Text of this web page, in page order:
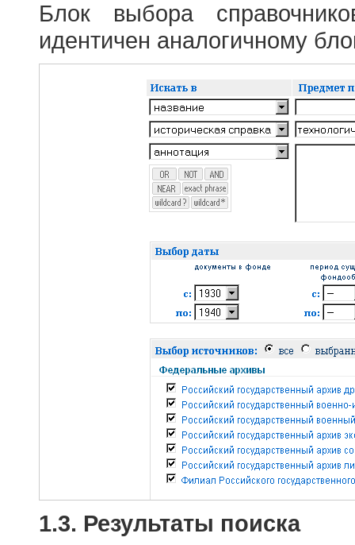
Блок выбора
идентичен аналогичному
1.3. Результаты поиска